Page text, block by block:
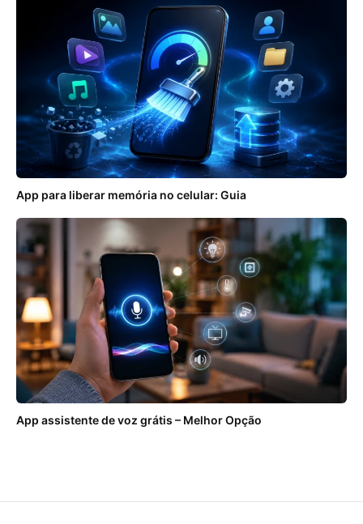
App para liberar memória no celular: Guia
App assistente de voz grátis – Melhor Opção